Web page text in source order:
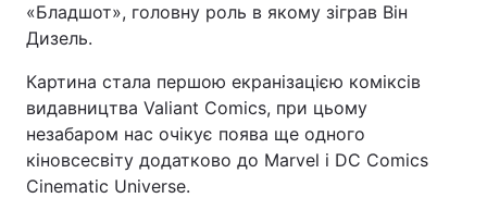
Спорт
Техно і зв'язок Лайт
Зброя Інциденти
Здоров'я
«Бладшот», головну роль в якому зіграв Він
Дизель.
Картина стала першою екранізацією коміксів
видавництва Valiant Comics, при цьому
незабаром нас очікує поява ще одного
кіновсесвіту додатково до Marvel і DC Comics
Cinematic Universe.